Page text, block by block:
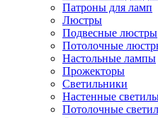
Патроны для ламп
Люстры
Подвесные люстры
Потолочные
Настольные лампы
Прожекторы
Светильники
Настенные
Потолочные